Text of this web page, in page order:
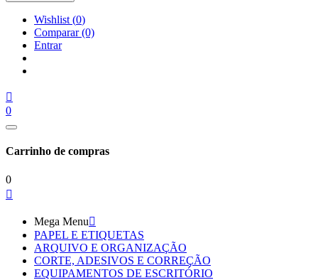
Wishlist (0)
Comparar(0)
Entrar

0
Carrinho de compras
0

Mega Menu
PAPEL E ETIQUETAS
ARQUIVO E ORGANIZAÇÃO
CORTE, ADESIVOS E CORREÇÃO
EQUIPAMENTOS DE ESCRITÓRIO